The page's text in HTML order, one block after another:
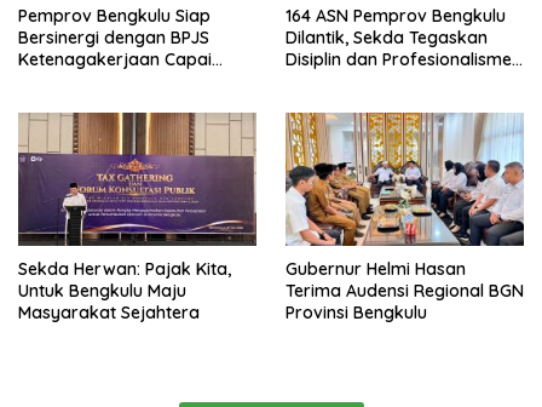
Pemprov Bengkulu Siap
Bersinergi dengan BPJS
Ketenagakerjaan Capai
164 ASN Pemprov Bengkulu
Dilantik, Sekda Tegaskan
Disiplin dan Profesionalisme
Sekda Herwan: Pajak Kita,
Untuk Bengkulu Maju
Masyarakat Sejahtera
Gubernur Helmi Hasan
Terima Audensi Regional BGN
Provinsi Bengkulu